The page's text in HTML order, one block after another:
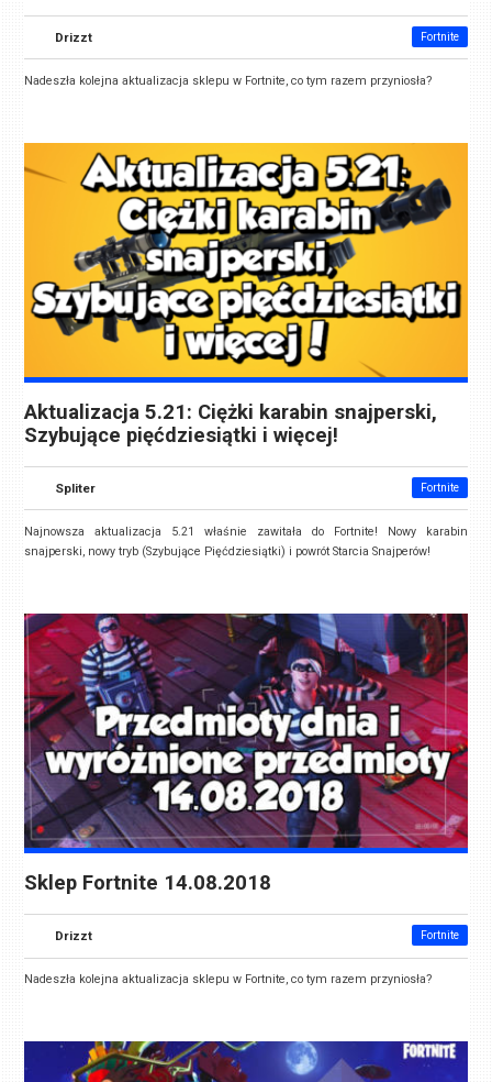
Drizzt Fortnite
Nadeszła kolejna aktualizacja sklepu w Fortnite, co tym razem przyniosła?
Aktualizacja 5.21: Ciężki karabin snajperski,
Szybujące pięćdziesiątki i więcej!
Spliter Fortnite
Najnowsza aktualizacja 5.21 właśnie zawitała do Fortnite! Nowy karabin
snajperski, nowy tryb (Szybujące Pięćdziesiątki) i powrót Starcia Snajperów!
Sklep Fortnite 14.08.2018
Drizzt Fortnite
Nadeszła kolejna aktualizacja sklepu w Fortnite, co tym razem przyniosła?